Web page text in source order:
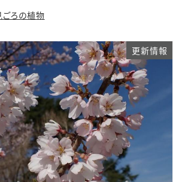
ろの植物
更新情報